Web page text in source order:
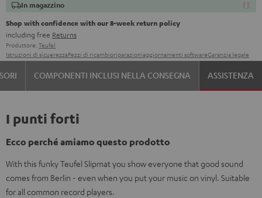
In magazzino
Shop with confidence with our 8-week return policy
including free Returns
Produttore: Teufel
Istruzioni di sicuerezzaPezzi di ricambioriparazioniaggiornamenti softwareGaranzia legale
COMPONENTI INCLUSI NELLA CONSEGNA ASSISTENZA
I punti forti
Ecco perché amiamo questo prodotto
With this funky Teufel Slipmat you show everyone that good sound
comes from Berlin - even when you put your music on vinyl. Suitable
for all common record players.